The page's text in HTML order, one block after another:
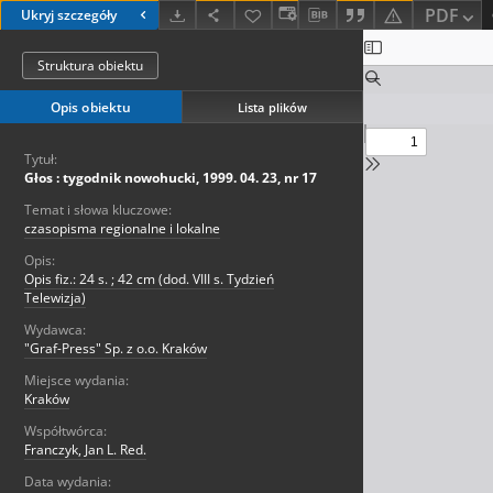
Ukryj szczegóły PDF
Struktura obiektu
Opis obiektu Lista plików
Tytuł:
Głos : tygodnik nowohucki, 1999. 04. 23, nr 17
Temat i słowa kluczowe:
czasopisma regionalne i lokalne
Opis:
Opis fiz.: 24 s. ; 42 cm (dod. VIII s. Tydzień
Telewizja)
Wydawca:
"Graf-Press" Sp. z o.o. Kraków
Miejsce wydania:
Kraków
Współtwórca:
Franczyk, Jan L. Red.
Data wydania: